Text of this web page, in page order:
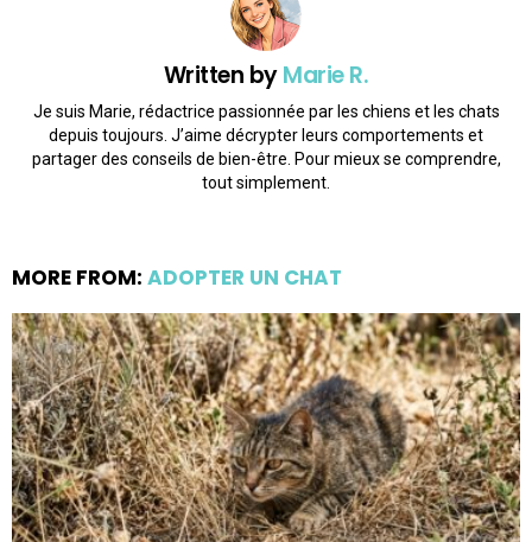
Written byMarie R.
Je suis Marie, rédactrice passionnée par les chiens et les chats
depuis toujours. J’aime décrypter leurs comportements et
partager des conseils de bien-être. Pour mieux se comprendre,
tout simplement.
MORE FROM: ADOPTER UN CHAT